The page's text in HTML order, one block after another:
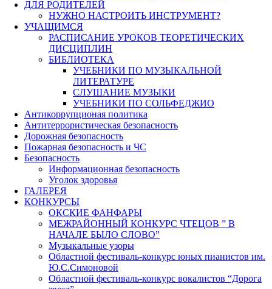
ДЛЯ РОДИТЕЛЕЙ
НУЖНО НАСТРОИТЬ ИНСТРУМЕНТ?
УЧАЩИМСЯ
РАСПИСАНИЕ УРОКОВ ТЕОРЕТИЧЕСКИХ
ДИСЦИПЛИН
БИБЛИОТЕКА
УЧЕБНИКИ ПО МУЗЫКАЛЬНОЙ
ЛИТЕРАТУРЕ
СЛУШАНИЕ МУЗЫКИ
УЧЕБНИКИ ПО СОЛЬФЕДЖИО
Антикоррупционая политика
Антитеррористическая безопасность
Дорожная безопасность
Пожарная безопасность и ЧС
Безопасность
Информационная безопасность
Уголок здоровья
ГАЛЕРЕЯ
КОНКУРСЫ
ОКСКИЕ ФАНФАРЫ
МЕЖРАЙОННЫЙ КОНКУРС ЧТЕЦОВ ” В
НАЧАЛЕ БЫЛО СЛОВО”
Музыкальные узоры
Областной фестиваль-конкурс юных пианистов им.
Ю.С.Симоновой
Областной фестиваль-конкурс вокалистов “Дорога